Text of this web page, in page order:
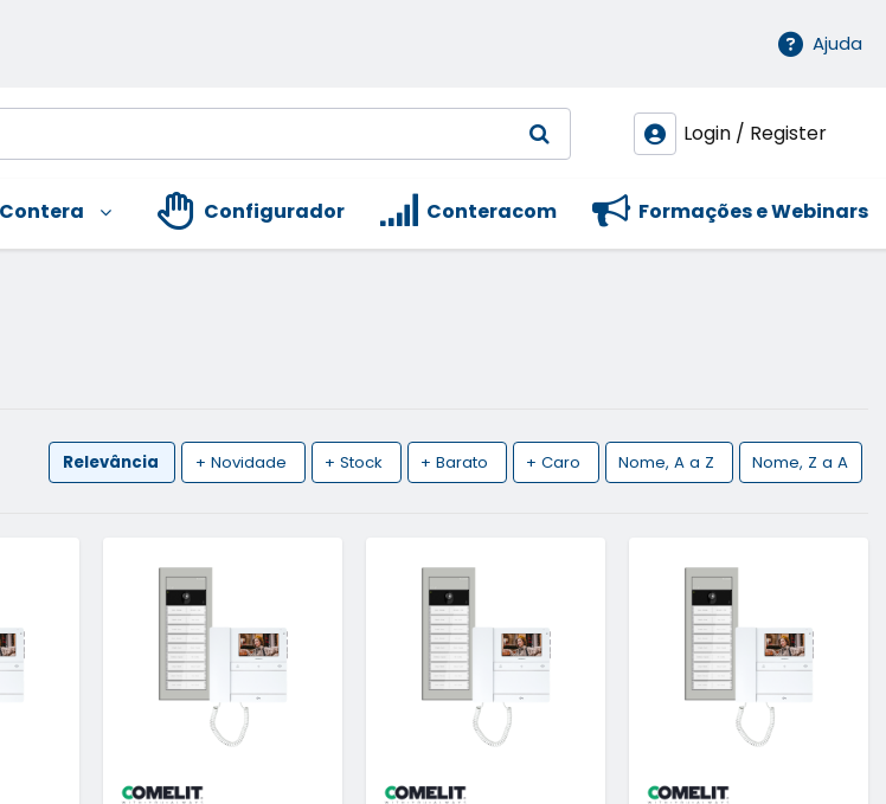
Ajuda
Login / Register
Formações e Webinars
Conteracom
Configurador
Relevância + Novidade + Stock + Barato + Caro Nome, A a Z Nome, Z a A